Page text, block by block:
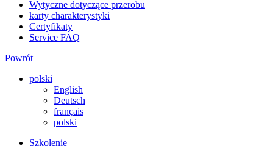
Wytyczne dotyczące przerobu
karty charakterystyki
Certyfikaty
Service FAQ
Powrót
polski
English
Deutsch
français
polski
Szkolenie